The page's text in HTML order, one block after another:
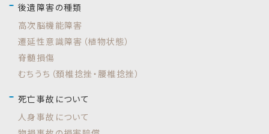
後遺障害の種類
高次脳機能障害
遷延性意識障害（植物状態）
脊髄損傷
むちうち（頚椎捻挫・腰椎捻挫）
死亡事故について
人身事故について